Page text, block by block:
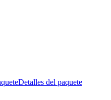
Detalles del paquete